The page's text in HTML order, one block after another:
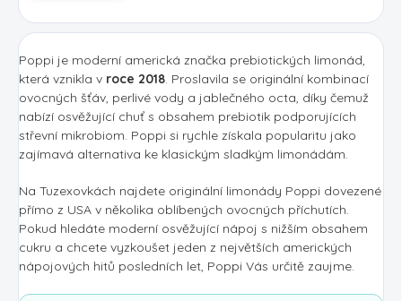
Poppi je moderní americká značka prebiotických limonád,
která vznikla v roce 2018. Proslavila se originální kombinací
ovocných šťáv, perlivé vody a jablečného octa, díky čemuž
nabízí osvěžující chuť s obsahem prebiotik podporujících
střevní mikrobiom. Poppi si rychle získala popularitu jako
zajímavá alternativa ke klasickým sladkým limonádám.
Na Tuzexovkách najdete originální limonády Poppi dovezené
přímo z USA v několika oblíbených ovocných příchutích.
Pokud hledáte moderní osvěžující nápoj s nižším obsahem
cukru a chcete vyzkoušet jeden z největších amerických
nápojových hitů posledních let, Poppi Vás určitě zaujme.